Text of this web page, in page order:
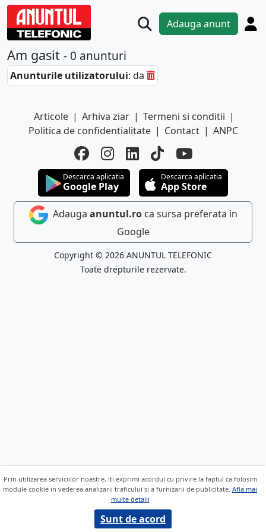
Adauga anunt
Am gasit - 0 anunturi
Anunturile utilizatorului: da
Articole | Arhiva ziar | Termeni si conditii |
Politica de confidentialitate | Contact | ANPC
Descarca aplicatia
Google Play
Descarca aplicatia
App Store
Adauga anuntul.roca sursa preferata in
Google
Copyright © 2026 ANUNTUL TELEFONIC
Toate drepturile rezervate.
Prin utilizarea serviciilor noastre, iti exprimi acordul cu privire la faptul ca folosim
module cookie in vederea analizarii traficului si a furnizarii de publicitate. Afla mai
multe detalii
Sunt de acord